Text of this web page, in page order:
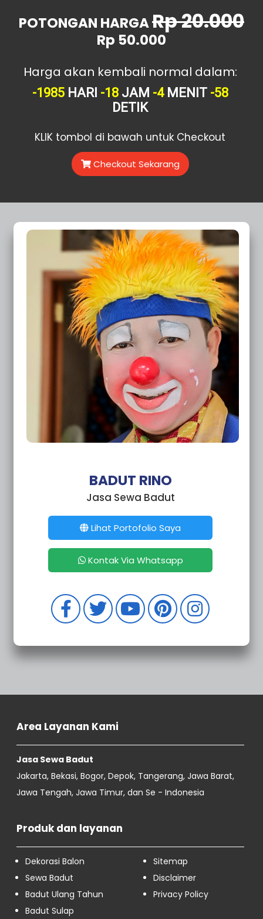
POTONGAN HARGARp 20.000
Rp 50.000
Harga akan kembali normal dalam:
-1985 HARI -18 JAM -4 MENIT-58
DETIK
KLIK tombol di bawah untuk Checkout
Checkout Sekarang
BADUT RINO
Jasa Sewa Badut
Lihat Portofolio Saya
Kontak Via Whatsapp
Area Layanan Kami
Jasa Sewa Badut
Jakarta, Bekasi, Bogor, Depok, Tangerang, Jawa Barat,
Jawa Tengah, Jawa Timur, dan Se - Indonesia
Produk dan layanan
Dekorasi Balon
Sewa Badut
Badut Ulang Tahun
Badut Sulap
Sitemap
Disclaimer
Privacy Policy